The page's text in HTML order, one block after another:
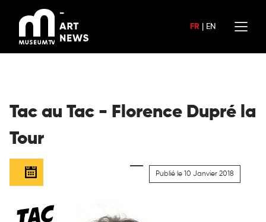
contenu
FR EN
Tac au Tac - Florence Dupré la
Tour
Publié le 10 Janvier 2018